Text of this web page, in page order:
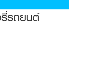
รถยนต์